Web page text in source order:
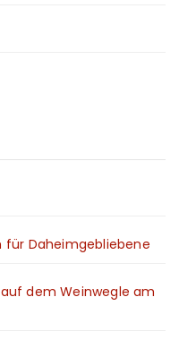
Daheimgebliebene
dem Weinwegle am